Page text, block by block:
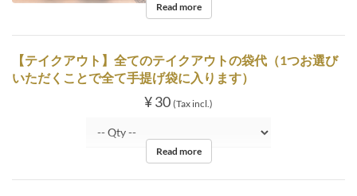
Read more
【テイクアウト】全てのテイクアウトの袋代（1つお選び
いただくことで全て手提げ袋に入ります）
¥ 30 (Tax incl.)
Read more